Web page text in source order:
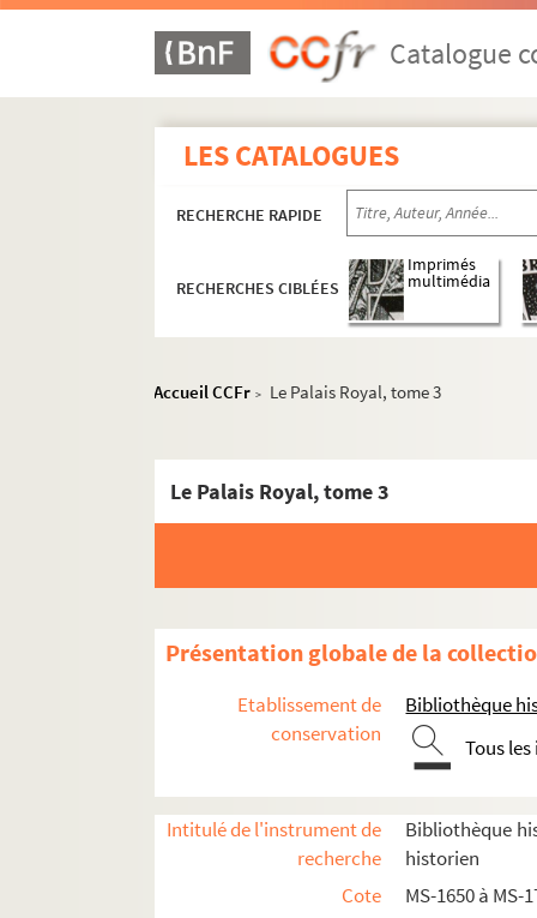
Catalogue
LES CATALOGUES
RECHERCHE RAPIDE
RECHERCHES CIBLÉES
Imprimés
multimédia
Accueil CCFr > Le Palais Royal, tome 3
Le Palais Royal, tome 3
Présentation globale de la
Etablissement de
conservation
Bibliothèque
Tous
Intitulé de l'instrument de
recherche
Bibliothèque
historien
Cote
MS-1650 à MS-